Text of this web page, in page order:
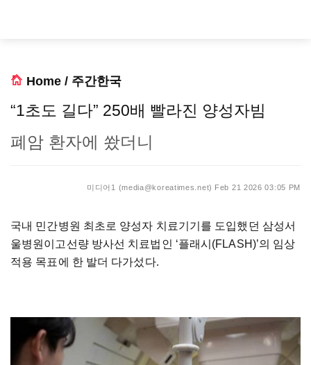
Home / 주간한국
“1초도 길다” 250배 빨라진 양성자빔
폐암 환자에 쐈더니
미디어1 (media@koreatimes.net) Feb 21 2026 03:05 PM
국내 민간병원 최초로 양성자 치료기기를 도입했던 삼성서
울병원이고선량 방사선 치료법인 ‘플래시 (FLASH)’의 임상
적용 목표에 한 발더 다가섰다.